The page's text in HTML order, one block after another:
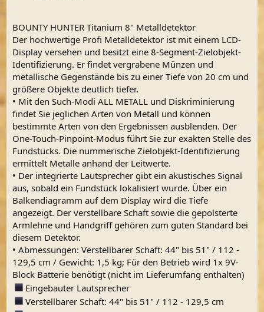
BOUNTY HUNTER Titanium 8" Metalldetektor
Der hochwertige Profi Metalldetektor ist mit einem LCD-
Display versehen und besitzt eine 8-Segment-Zielobjekt-
Identifizierung. Er findet vergrabene Münzen und
metallische Gegenstände bis zu einer Tiefe von 20 cm und
größere Objekte deutlich tiefer.
• Mit den Such-Modi ALL METALL und Diskriminierung
findet Sie jeglichen Arten von Metall und können
bestimmte Arten von den Ergebnissen ausblenden. Der
One-Touch-Pinpoint-Modus führt Sie zur exakten Stelle des
Fundstücks. Die nummerische Zielobjekt-Identifizierung
ermittelt Metalle anhand der Leitwerte.
• Der integrierte Lautsprecher gibt ein akustisches Signal
aus, sobald ein Fundstück lokalisiert wurde. Über ein
Balkendiagramm auf dem Display wird die Tiefe
angezeigt. Der verstellbare Schaft sowie die gepolsterte
Armlehne und Handgriff gehören zum guten Standard bei
diesem Detektor.
• Abmessungen: Verstellbarer Schaft: 44" bis 51" / 112 -
129,5 cm / Gewicht: 1,5 kg; Für den Betrieb wird 1x 9V-
Block Batterie benötigt (nicht im Lieferumfang enthalten)
Eingebauter Lautsprecher
Verstellbarer Schaft: 44" bis 51" / 112 - 129,5 cm